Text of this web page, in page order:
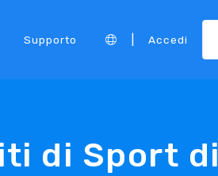
Supporto Accedi
di Sport di